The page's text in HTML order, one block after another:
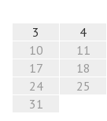
3
4
10
11
17
18
24
25
31